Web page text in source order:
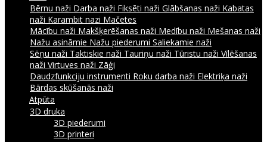
Bērnu naži Darba naži Fiksēti naži Glābšanas naži Kabatas
naži Karambit nazi Mačetes
Mācību naži Makšķerēšanas naži Medību naži Mešanas naži
Nažu asināmie Nažu piederumi Saliekamie naži
Sēņu naži Taktiskie naži Tauriņu naži Tūristu naži Vīlēšanas
naži Virtuves naži Zāģi
Daudzfunkciju instrumenti Roku darba naži Elektriķa naži
Bārdas skūšanās naži
Atpūta
3D druka
3D piederumi
3D printeri